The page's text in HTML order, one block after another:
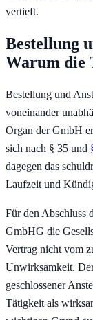
vertieft.
Bestellung
Warum die
Bestellung und
voneinander
Organ der GmbH
sich nach § 35 und
dagegen das
Laufzeit und
Für den Abschluss
GmbHG die
Vertrag nicht vom
Unwirksamkeit.
geschlossener
Tätigkeit als